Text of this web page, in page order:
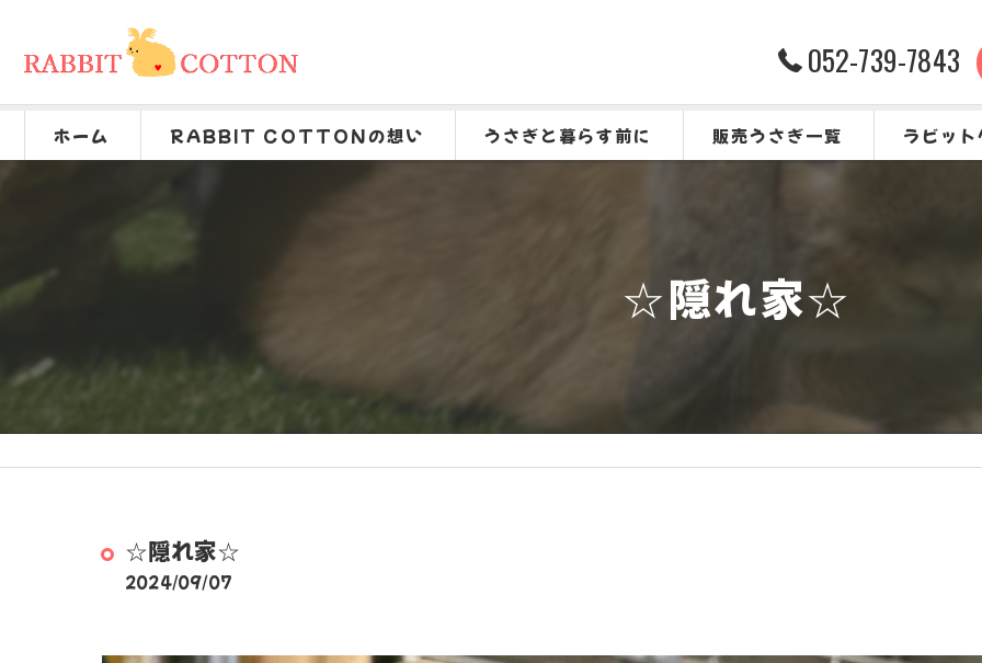
052-739-7843
ホーム RABBIT COTTONの想い うさぎと暮らす前に 販売うさぎ一覧 ラビット
☆隠れ家☆
☆隠れ家☆
2024/09/07